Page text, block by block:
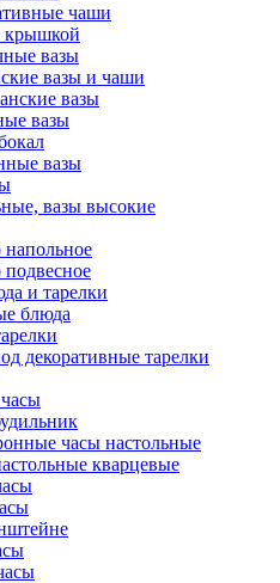
чаши
крышкой
вазы
вазы и чаши
вазы
вазы
вазы
вазы высокие
и тарелки
блюда
декоративные тарелки
часы настольные
кварцевые